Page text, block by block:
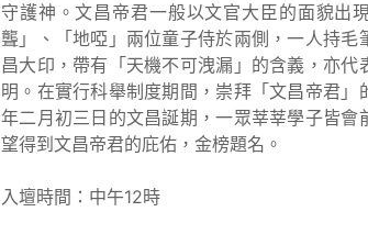
守護神。文昌帝君一般以文官大臣的面貌出
聾」、「地啞」兩位童子侍於兩側，一人持毛
昌大印，帶有「天機不可洩漏」的含義，亦代
明。在實行科舉制度期間，崇拜「文昌帝君」
年二月初三日的文昌誕期，一眾莘莘學子皆會
望得到文昌帝君的庇佑，金榜題名。
入壇時間：中午12時